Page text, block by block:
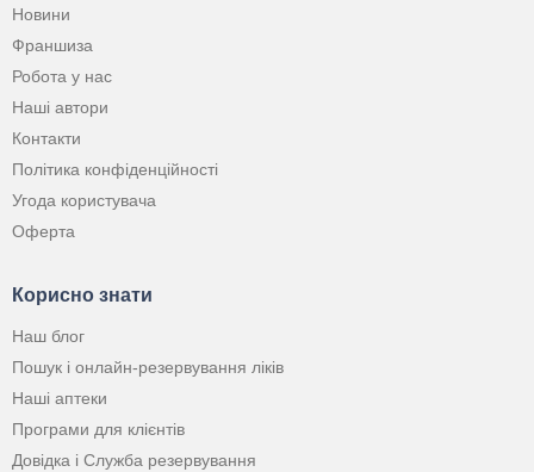
Новини
Франшиза
Робота у нас
Наші автори
Контакти
Політика конфіденційності
Угода користувача
Оферта
Корисно знати
Наш блог
Пошук і онлайн-резервування ліків
Наші аптеки
Програми для клієнтів
Довідка і Служба резервування